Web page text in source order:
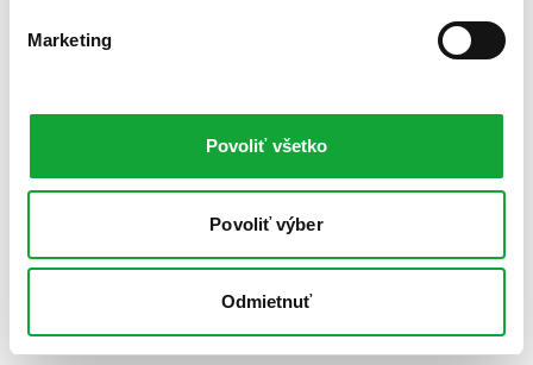
Marketing
Povoliť všetko
Povoliť výber
Odmietnuť